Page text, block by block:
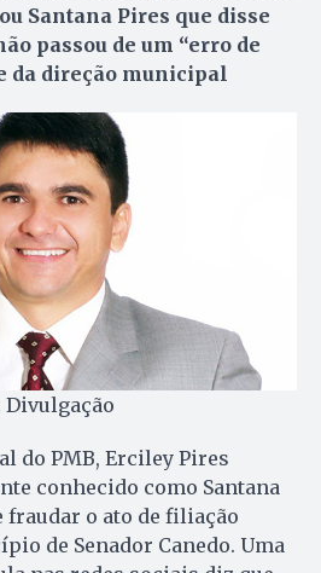
Santana Pires que disse
passou de um “erro de
da direção municipal
Divulgação
do PMB, Erciley Pires
conhecido como Santana
fraudar o ato de filiação
de Senador Canedo. Uma